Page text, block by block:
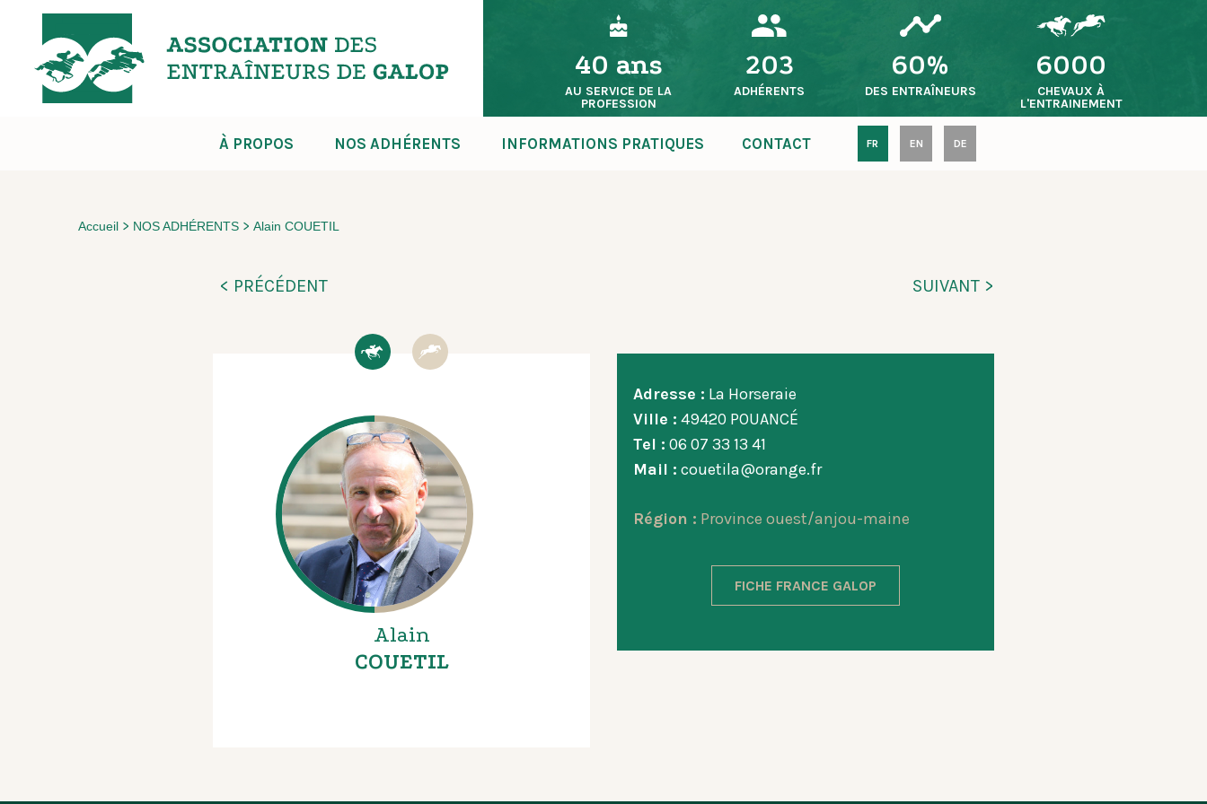
40 ans
AU SERVICE DE LA
PROFESSION
203
ADHÉRENTS
60%
DES ENTRAÎNEURS
6000
CHEVAUX À
L'ENTRAINEMENT
À PROPOS NOS ADHÉRENTS INFORMATIONS PRATIQUES CONTACT FR EN DE
Accueil > NOS ADHÉRENTS > Alain COUETIL
< PRÉCÉDENT SUIVANT >
Alain
COUETIL
Adresse : La Horseraie
Ville : 49420 POUANCÉ
Tel : 06 07 33 13 41
Mail : couetila@orange.fr
Région : Province ouest/anjou-maine
FICHE FRANCE GALOP